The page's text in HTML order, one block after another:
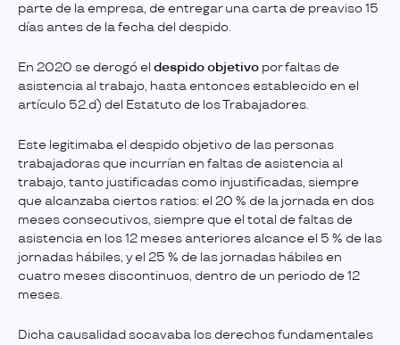
parte de la empresa, de entregar una carta de preaviso 15
días antes de la fecha del despido.
En 2020 se derogó el despido objetivo por faltas de
asistencia al trabajo, hasta entonces establecido en el
artículo 52.d) del Estatuto de los Trabajadores.
Este legitimaba el despido objetivo de las personas
trabajadoras que incurrían en faltas de asistencia al
trabajo, tanto justificadas como injustificadas, siempre
que alcanzaba ciertos ratios: el 20 % de la jornada en dos
meses consecutivos, siempre que el total de faltas de
asistencia en los 12 meses anteriores alcance el 5 % de las
jornadas hábiles, y el 25 % de las jornadas hábiles en
cuatro meses discontinuos, dentro de un periodo de 12
meses.
Dicha causalidad socavaba los derechos fundamentales